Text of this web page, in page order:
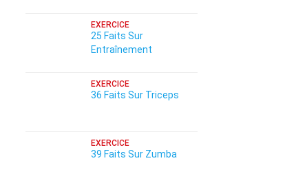
EXERCICE
25 Faits Sur
Entraînement
EXERCICE
36 Faits Sur Triceps
EXERCICE
39 Faits Sur Zumba